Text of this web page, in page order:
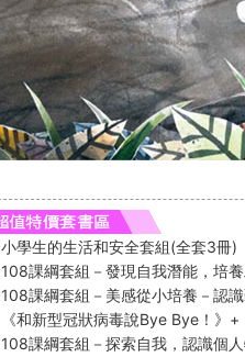
小學生的生活和安全套組(全套3冊)
108課綱套組－發現自我潛能，培
108課綱套組－美感從小培養－認
《和新型冠狀病毒說Bye Bye！》
108課綱套組－探索自我，認識個